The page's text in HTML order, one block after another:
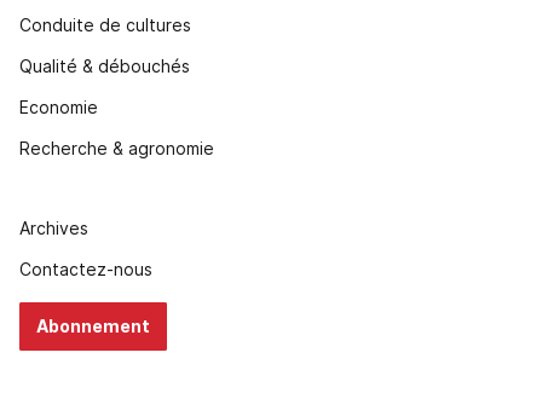
Conduite de cultures
Qualité & débouchés
Economie
Recherche & agronomie
Archives
Contactez-nous
Abonnement